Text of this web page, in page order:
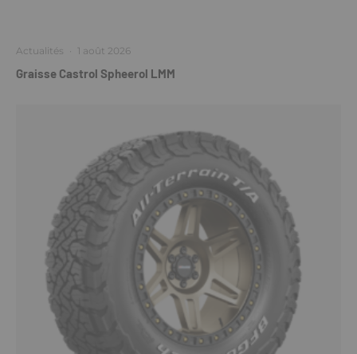
Actualités · 1 août 2026
Graisse Castrol Spheerol LMM